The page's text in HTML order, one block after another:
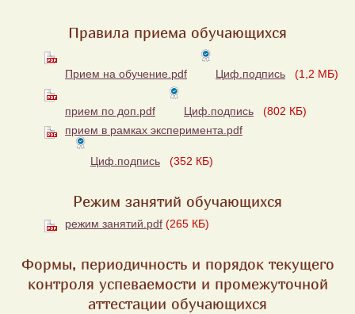
Правила приема обучающихся
Прием на обучение.pdf Циф.подпись (1,2 МБ)
прием по доп.pdf Циф.подпись
(802 КБ)
прием в рамках эксперимента.pdf
Циф.подпись (352 КБ)
Режим занятий обучающихся
режим занятий.pdf (265 КБ)
Формы, периодичность и порядок текущего
контроля успеваемости и промежуточной
аттестации обучающихся